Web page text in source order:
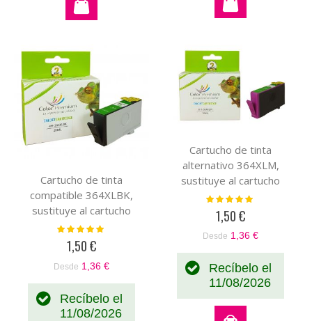
Cartucho de tinta
compatible 364XLBK,
sustituye al cartucho
original negro CB316EE-
CN684EE
Valoración:
1,50 €
Desde 1,36 €
Recíbelo el
11/08/2026
Cartucho de tinta
alternativo 364XLM,
sustituye al cartucho
original magenta
CB319EE-CB324EE
Valoración:
1,50 €
Desde 1,36 €
Recíbelo el
11/08/2026